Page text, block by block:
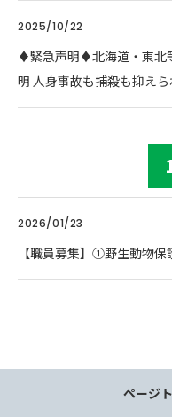
2025/10/22
♦️緊急声明♦️北海道・東北
明 人身事故も捕殺も抑え
2026/01/23
【職員募集】①野生動物
ページ